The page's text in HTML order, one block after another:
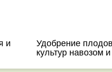
и Удобрение
культур навозом